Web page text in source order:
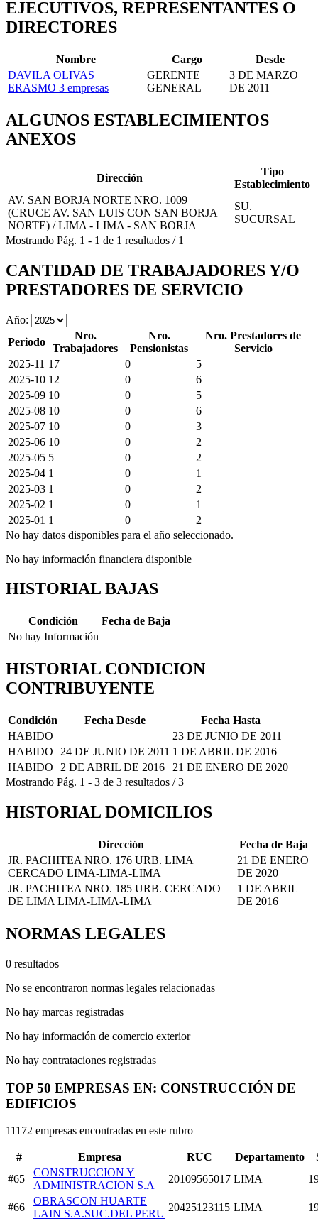
EJECUTIVOS, REPRESENTANTES O
DIRECTORES
Nombre Cargo
Desde
DAVILA OLIVAS
ERASMO 3 empresas
GERENTE
GENERAL
3 DE MARZO
DE 2011
ALGUNOS ESTABLECIMIENTOS
ANEXOS
Dirección
Tipo
Establecimiento
AV. SAN BORJA NORTE NRO. 1009
(CRUCE AV. SAN LUIS CON SAN BORJA
NORTE) / LIMA - LIMA - SAN BORJA
SU.
SUCURSAL
Mostrando Pág. 1 - 1 de 1 resultados / 1
CANTIDAD DE TRABAJADORES Y/O
PRESTADORES DE SERVICIO
Año:
Periodo
Nro.
Trabajadores
Nro.
Pensionistas
Nro. Prestadores de
Servicio
2025-11 17 0
5
2025-10 12 0
6
2025-09 10 0
5
2025-08 10 0
6
2025-07 10 0
3
2025-06 10 0
2
2025-05 5 0
2
2025-04 1 0
1
2025-03 1 0
2
2025-02 1 0
1
2025-01 1 0
2
No hay datos disponibles para el año seleccionado.
No hay información financiera disponible
HISTORIAL BAJAS
Condición
Fecha de Baja
No hay Información
HISTORIAL CONDICION
CONTRIBUYENTE
Condición Fecha Desde
Fecha Hasta
HABIDO
23 DE JUNIO DE 2011
HABIDO
24 DE JUNIO DE 2011 1 DE ABRIL DE 2016
HABIDO
2 DE ABRIL DE 2016
21 DE ENERO DE 2020
Mostrando Pág. 1 - 3 de 3 resultados /3
HISTORIAL DOMICILIOS
Dirección
Fecha de Baja
JR. PACHITEA NRO. 176 URB. LIMA
CERCADO LIMA-LIMA-LIMA
21 DE ENERO
DE 2020
JR. PACHITEA NRO. 185 URB. CERCADO
DE LIMA LIMA-LIMA-LIMA
1 DE ABRIL
DE 2016
NORMAS LEGALES
0 resultados
No se encontraron normas legales relacionadas
No hay marcas registradas
No hay información de comercio exterior
No hay contrataciones registradas
TOP 50 EMPRESAS EN: CONSTRUCCIÓN DE
EDIFICIOS
11172 empresas encontradas en este rubro
# Empresa RUC Departamento
#65
CONSTRUCCION Y
ADMINISTRACION S.A
20109565017 LIMA
#66
OBRASCON HUARTE
LAIN S.A.SUC.DEL PERU
20425123115 LIMA